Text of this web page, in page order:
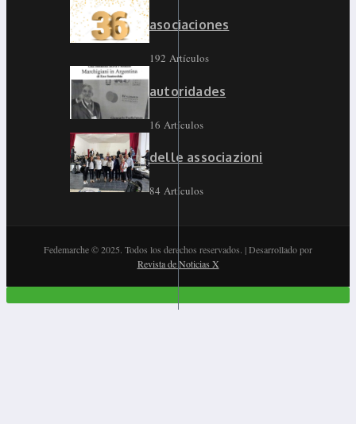
asociaciones
192 Artículos
autoridades
16 Artículos
delle associazioni
84 Artículos
Fedemarche © 2025. Todos los derechos reservados. | Desarrollado por
Revista de Noticias X